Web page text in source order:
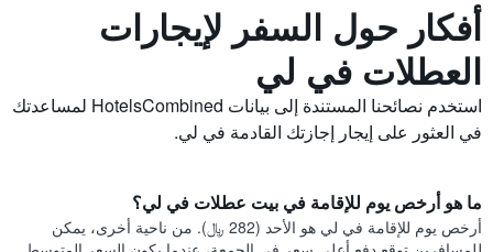
أفكار حول السفر لإيجارات
العطلات في لي
استخدم نصائحنا المستندة إلى بيانات HotelsCombined لمساعدتك
في العثور على إيجار إجازتك القادمة في لي.
ما هو أرخص يوم للإقامة في بيت عطلات في لي؟
أرخص يوم للإقامة في لي هو الأحد (282 ﷼). من ناحية أخرى، يمكن